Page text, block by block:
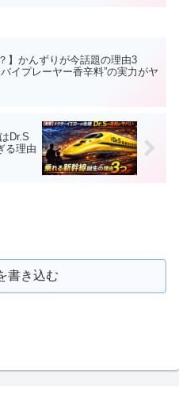
】かんずりが今話題の理由3
イプレーヤー香辛料”の実力がヤ
Dr.S
る理由
書き込む